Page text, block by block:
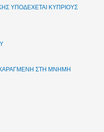
ΥΠΟΔΕΧΕΤΑΙ ΚΥΠΡΙΟΥΣ
ΧΑΡΑΓΜΕΝΗ ΣΤΗ ΜΝΗΜΗ